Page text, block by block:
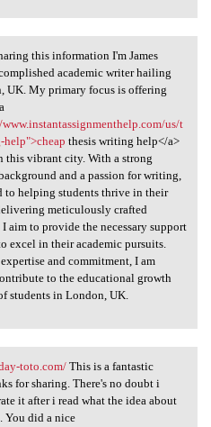
this
this information I'm James
academic writer hailing
UK. My primary focus is offering
us/t
thesis writing help</a>
this vibrant city. With a strong
and a passion for writing,
to helping students thrive in their
meticulously crafted
I aim to provide the necessary support
excel in their academic pursuits.
and commitment, I am
to the educational growth
students in London, UK.
toto.com/
toto.com/This is a fantastic
for sharing. There's no doubt i
it after i read what the idea about
You did a nice